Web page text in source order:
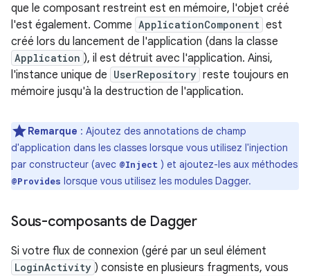
que le composant restreint est en mémoire, l'objet créé
l'est également. Comme ApplicationComponent est
créé lors du lancement de l'application (dans la classe
Application ), il est détruit avec l'application. Ainsi,
l'instance unique de UserRepository reste toujours en
mémoire jusqu'à la destruction de l'application.
Remarque : Ajoutez des annotations de champ
d'application dans les classes lorsque vous utilisez l'injection
par constructeur (avec @Inject ) et ajoutez-les aux méthodes
@Provides lorsque vous utilisez les modules Dagger.
Sous-composants de Dagger
Si votre flux de connexion (géré par un seul élément
LoginActivity ) consiste en plusieurs fragments, vous